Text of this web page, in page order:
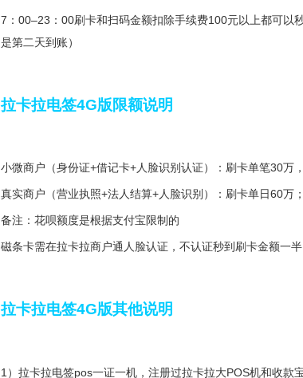
7：00–23：00刷卡和扫码金额扣除手续费100元以上都可以
是第二天到账）
拉卡拉电签4G版限额说明
小微商户（身份证+借记卡+人脸识别认证）：刷卡单笔30万
真实商户（营业执照+法人结算+人脸识别）：刷卡单日60万
备注：花呗额度是根据支付宝限制的
磁条卡需在拉卡拉商户通人脸认证，不认证秒到刷卡金额一
拉卡拉电签4G版其他说明
1）拉卡拉电签pos一证一机，注册过拉卡拉大POS机和收款